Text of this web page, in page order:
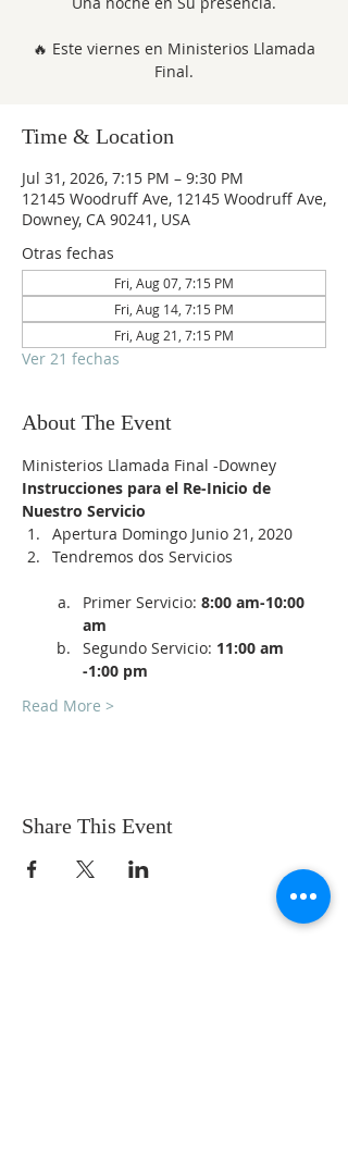
🔥 Este viernes en Ministerios Llamada
Final.
Time & Location
Jul 31, 2026, 7:15 PM – 9:30 PM
12145 Woodruff Ave, 12145 Woodruff Ave,
Downey, CA 90241, USA
Otras fechas
Fri, Aug 07, 7:15 PM
Fri, Aug 14, 7:15 PM
Fri, Aug 21, 7:15 PM
Ver 21 fechas
About The Event
Ministerios Llamada Final -Downey
Instrucciones para el Re-Inicio de
Nuestro Servicio
Apertura Domingo Junio 21, 2020
Tendremos dos Servicios
Primer Servicio: 8:00 am-10:00
am
Segundo Servicio: 11:00 am
-1:00 pm
Read More >
Share This Event